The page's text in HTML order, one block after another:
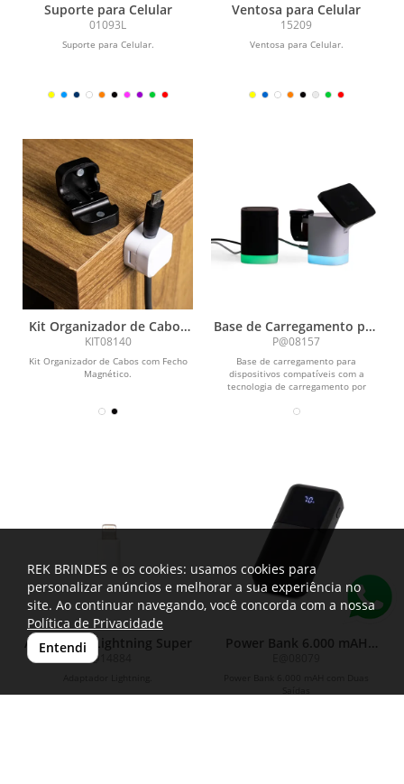
Suporte para Celular
01093L
Suporte para Celular.
Ventosa para Celular
15209
Ventosa para Celular.
Kit Organizador de Cabos
com Fecho Magnético
KIT08140
Kit Organizador de Cabos com Fecho
Magnético.
Base de Carregamento por
Indução
P@08157
Base de carregamento para
dispositivos compatíveis com a
tecnologia de carregamento por
Adaptador Lightning Super
P@14884
Power Bank 6.000 mAH
REK BRINDES e os cookies: usamos cookies para
personalizar anúncios e melhorar a sua experiência no
site. Ao continuar navegando, você concorda com a nossa
Política de Privacidade
Entendi